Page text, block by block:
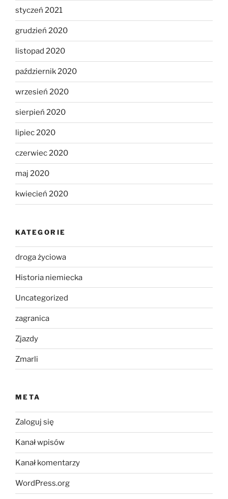
styczeń 2021
grudzień 2020
listopad 2020
październik 2020
wrzesień 2020
sierpień 2020
lipiec 2020
czerwiec 2020
maj 2020
kwiecień 2020
KATEGORIE
droga życiowa
Historia niemiecka
Uncategorized
zagranica
Zjazdy
Zmarli
META
Zaloguj się
Kanał wpisów
Kanał komentarzy
WordPress.org